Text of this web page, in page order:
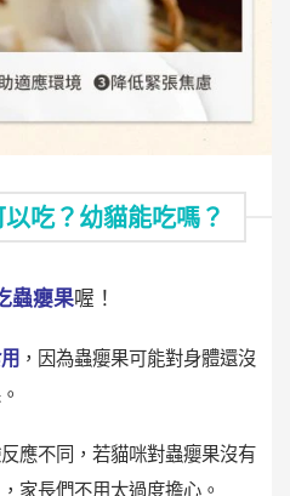
吃？幼貓能吃嗎？
蟲癭果喔！
，因為蟲癭果可能對身體還沒
應不同，若貓咪對蟲癭果沒有
家長們不用太過度擔心。